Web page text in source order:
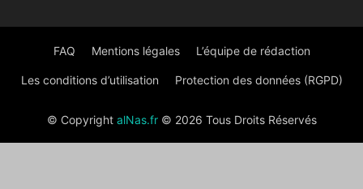
FAQ Mentions légales L’équipe de rédaction
Les conditions d’utilisation Protection des données (RGPD)
© Copyright alNas.fr© 2026 Tous Droits Réservés